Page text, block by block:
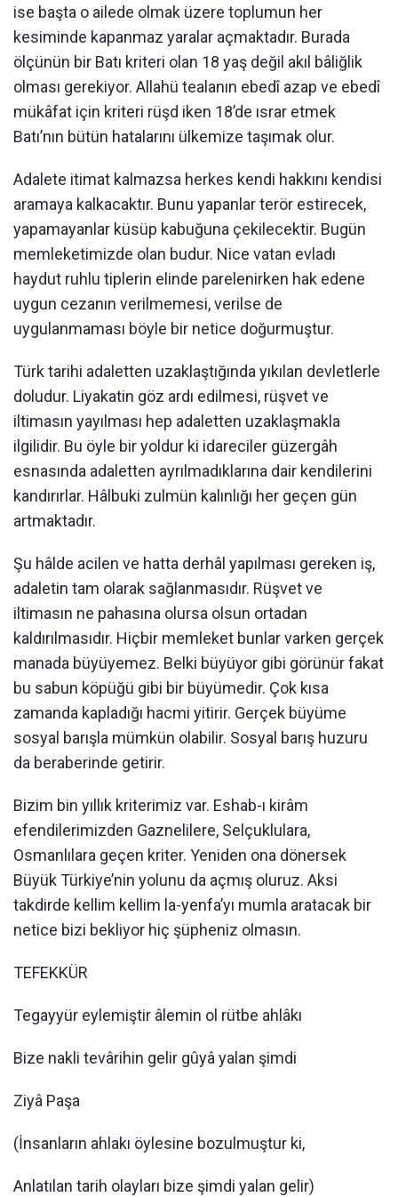
ise başta o ailede olmak üzere toplumun her
kesiminde kapanmaz yaralar açmaktadır. Burada
ölçünün bir Batı kriteri olan 18 yaş değil akıl bâliğlik
olması gerekiyor. Allahü tealanın ebedî azap ve ebedî
mükâfat için kriteri rüşd iken 18’de ısrar etmek
Batı’nın bütün hatalarını ülkemize taşımak olur.
Adalete itimat kalmazsa herkes kendi hakkını kendisi
aramaya kalkacaktır. Bunu yapanlar terör estirecek,
yapamayanlar küsüp kabuğuna çekilecektir. Bugün
memleketimizde olan budur. Nice vatan evladı
haydut ruhlu tiplerin elinde parelenirken hak edene
uygun cezanın verilmemesi, verilse de
uygulanmaması böyle bir netice doğurmuştur.
Türk tarihi adaletten uzaklaştığında yıkılan devletlerle
doludur. Liyakatin göz ardı edilmesi, rüşvet ve
iltimasın yayılması hep adaletten uzaklaşmakla
ilgilidir. Bu öyle bir yoldur ki idareciler güzergâh
esnasında adaletten ayrılmadıklarına dair kendilerini
kandırırlar. Hâlbuki zulmün kalınlığı her geçen gün
artmaktadır.
Şu hâlde acilen ve hatta derhâl yapılması gereken iş,
adaletin tam olarak sağlanmasıdır. Rüşvet ve
iltimasın ne pahasına olursa olsun ortadan
kaldırılmasıdır. Hiçbir memleket bunlar varken gerçek
manada büyüyemez. Belki büyüyor gibi görünür fakat
bu sabun köpüğü gibi bir büyümedir. Çok kısa
zamanda kapladığı hacmi yitirir. Gerçek büyüme
sosyal barışla mümkün olabilir. Sosyal barış huzuru
da beraberinde getirir.
Bizim bin yıllık kriterimiz var. Eshab-ı kirâm
efendilerimizden Gaznelilere, Selçuklulara,
Osmanlılara geçen kriter. Yeniden ona dönersek
Büyük Türkiye’nin yolunu da açmış oluruz. Aksi
takdirde kellim kellim la-yenfa’yı mumla aratacak bir
netice bizi bekliyor hiç şüpheniz olmasın.
TEFEKKÜR
Tegayyür eylemiştir âlemin ol rütbe ahlâkı
Bize nakli tevârihin gelir gûyâ yalan şimdi
Ziyâ Paşa
(İnsanların ahlakı öylesine bozulmuştur ki,
Anlatılan tarih olayları bize şimdi yalan gelir)